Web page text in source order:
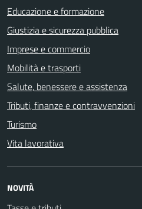
Educazione e formazione
Giustizia e sicurezza pubblica
Imprese e commercio
Mobilità e trasporti
Salute, benessere e assistenza
Tributi, finanze e contravvenzioni
Turismo
Vita lavorativa
NOVITÀ